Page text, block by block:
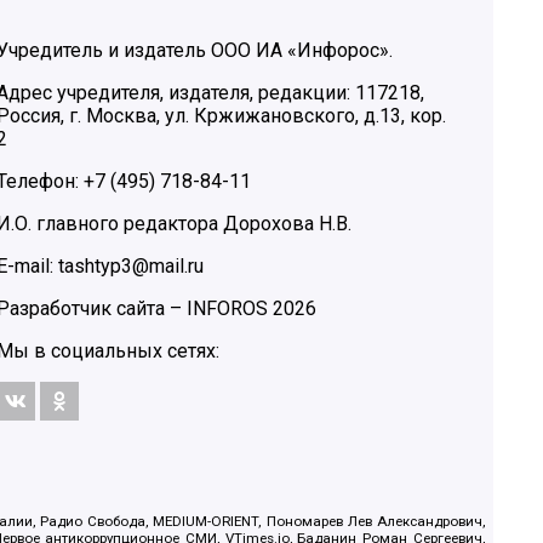
и издатель ООО ИА «Инфорос».
учредителя, издателя, редакции: 117218,
г. Москва, ул. Кржижановского, д.13, кор.
+7 (495) 718-84-11
главного редактора Дорохова Н.В.
mail: tashtyp3@mail.ru
сайта – INFOROS 2026
в социальных сетях:
Радио Свобода, MEDIUM-ORIENT, Пономарев Лев Александрович,
антикоррупционное СМИ, VTimes.io, Баданин Роман Сергеевич,